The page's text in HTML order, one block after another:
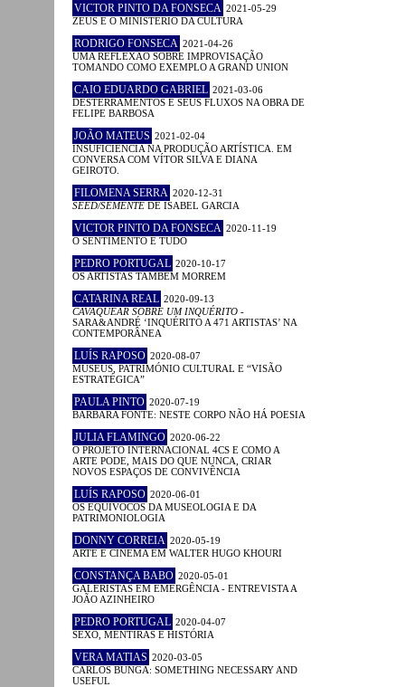
VICTOR PINTO DA FONSECA 2021-05-29
ZEUS E O MINISTÉRIO DA CULTURA
RODRIGO FONSECA 2021-04-26
UMA REFLEXÃO SOBRE IMPROVISAÇÃO
TOMANDO COMO EXEMPLO A GRAND UNION
CAIO EDUARDO GABRIEL 2021-03-06
DESTERRAMENTOS E SEUS FLUXOS NA OBRA DE
FELIPE BARBOSA
JOÃO MATEUS 2021-02-04
INSUFICIÊNCIA NA PRODUÇÃO ARTÍSTICA. EM
CONVERSA COM VÍTOR SILVA E DIANA
GEIROTO.
FILOMENA SERRA 2020-12-31
SEED/SEMENTE DE ISABEL GARCIA
VICTOR PINTO DA FONSECA 2020-11-19
O SENTIMENTO É TUDO
PEDRO PORTUGAL 2020-10-17
OS ARTISTAS TAMBÉM MORREM
CATARINA REAL 2020-09-13
CAVAQUEAR SOBRE UM INQUÉRITO -
SARA&ANDRÉ ‘INQUÉRITO A 471 ARTISTAS’ NA
CONTEMPORÂNEA
LUÍS RAPOSO 2020-08-07
MUSEUS, PATRIMÓNIO CULTURAL E “VISÃO
ESTRATÉGICA”
PAULA PINTO 2020-07-19
BÁRBARA FONTE: NESTE CORPO NÃO HÁ POESIA
JULIA FLAMINGO 2020-06-22
O PROJETO INTERNACIONAL 4CS E COMO A
ARTE PODE, MAIS DO QUE NUNCA, CRIAR
NOVOS ESPAÇOS DE CONVIVÊNCIA
LUÍS RAPOSO 2020-06-01
OS EQUÍVOCOS DA MUSEOLOGIA E DA
PATRIMONIOLOGIA
DONNY CORREIA 2020-05-19
ARTE E CINEMA EM WALTER HUGO KHOURI
CONSTANÇA BABO 2020-05-01
GALERISTAS EM EMERGÊNCIA - ENTREVISTA A
JOÃO AZINHEIRO
PEDRO PORTUGAL 2020-04-07
SEXO, MENTIRAS E HISTÓRIA
VERA MATIAS 2020-03-05
CARLOS BUNGA: SOMETHING NECESSARY AND
USEFUL